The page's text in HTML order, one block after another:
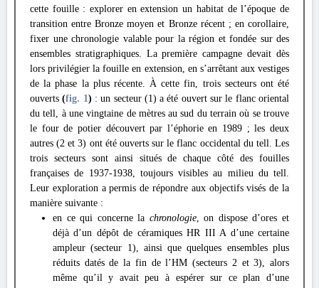
cette fouille : explorer en extension un habitat de l’époque de
transition entre Bronze moyen et Bronze récent ; en corollaire,
fixer une chronologie valable pour la région et fondée sur des
ensembles stratigraphiques. La première campagne devait dès
lors privilégier la fouille en extension, en s’arrêtant aux vestiges
de la phase la plus récente. À cette fin, trois secteurs ont été
ouverts(fig. 1) : un secteur (1) a été ouvert sur le flanc oriental
du tell, à une vingtaine de mètres au sud du terrain où se trouve
le four de potier découvert par l’éphorie en 1989 ; les deux
autres (2 et 3) ont été ouverts sur le flanc occidental du tell. Les
trois secteurs sont ainsi situés de chaque côté des fouilles
françaises de 1937-1938, toujours visibles au milieu du tell.
Leur exploration a permis de répondre aux objectifs visés de la
manière suivante :
en ce qui concerne la chronologie, on dispose d’ores et
déjà d’un dépôt de céramiques HR III A d’une certaine
ampleur (secteur 1), ainsi que quelques ensembles plus
réduits datés de la fin de l’HM (secteurs 2 et 3), alors
même qu’il y avait peu à espérer sur ce plan d’une